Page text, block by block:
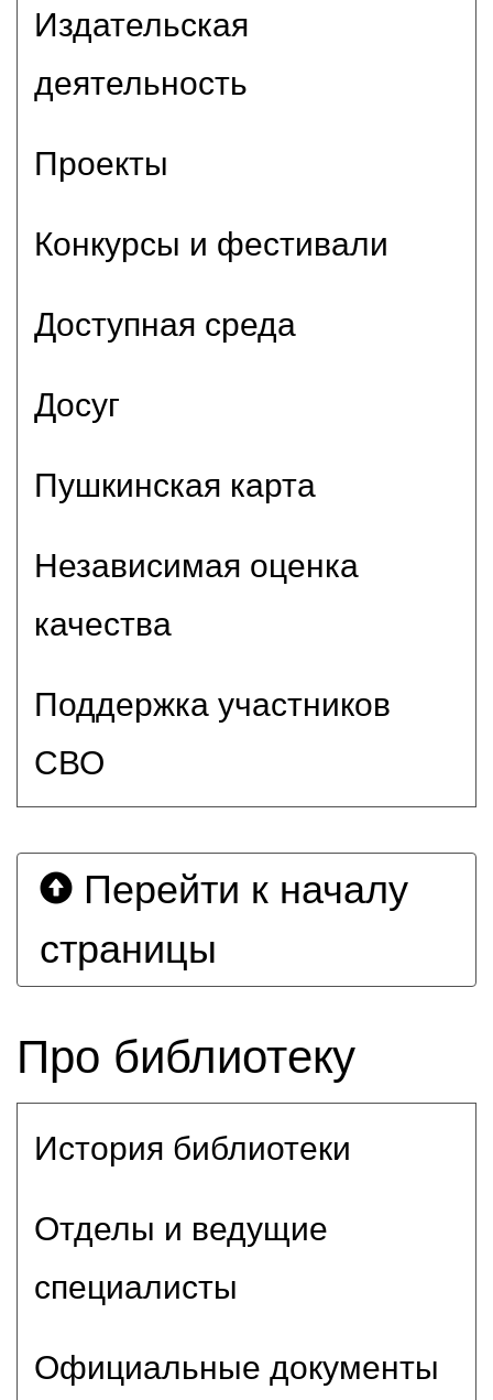
Издательская
деятельность
Проекты
Конкурсы и фестивали
Доступная среда
Досуг
Пушкинская карта
Независимая оценка
качества
Поддержка участников
СВО
Перейти к началу
страницы
Про библиотеку
История библиотеки
Отделы и ведущие
специалисты
Официальные документы